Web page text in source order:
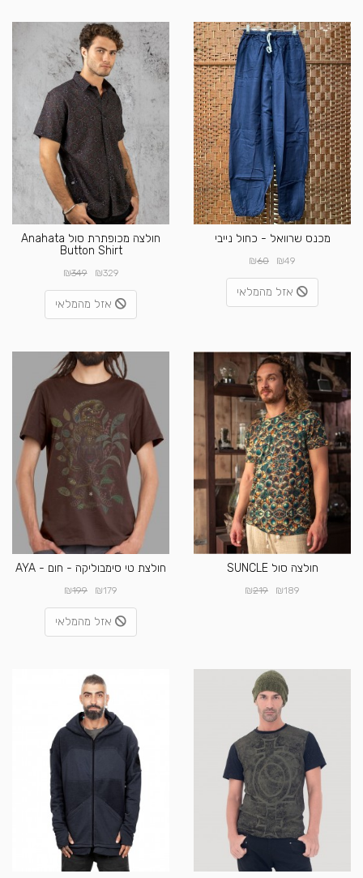
מכנס שרוואל - כחול נייבי
₪49
₪60
אזל מהמלאי
חולצה מכופתרת סול Anahata
Button Shirt
₪329
₪349
אזל מהמלאי
חולצה סול SUNCLE
₪189
₪219
חולצת טי סימבוליקה - חום - AYA
₪179
₪199
אזל מהמלאי